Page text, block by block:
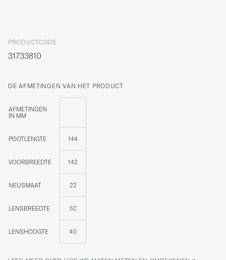
PRODUCTCODE
31733810
DE AFMETINGEN VAN HET PRODUCT
AFMETINGEN
IN MM
POOTLENGTE 144
VOORBREEDTE 142
NEUSMAAT 22
LENSBREEDTE 52
LENSHOOGTE 40